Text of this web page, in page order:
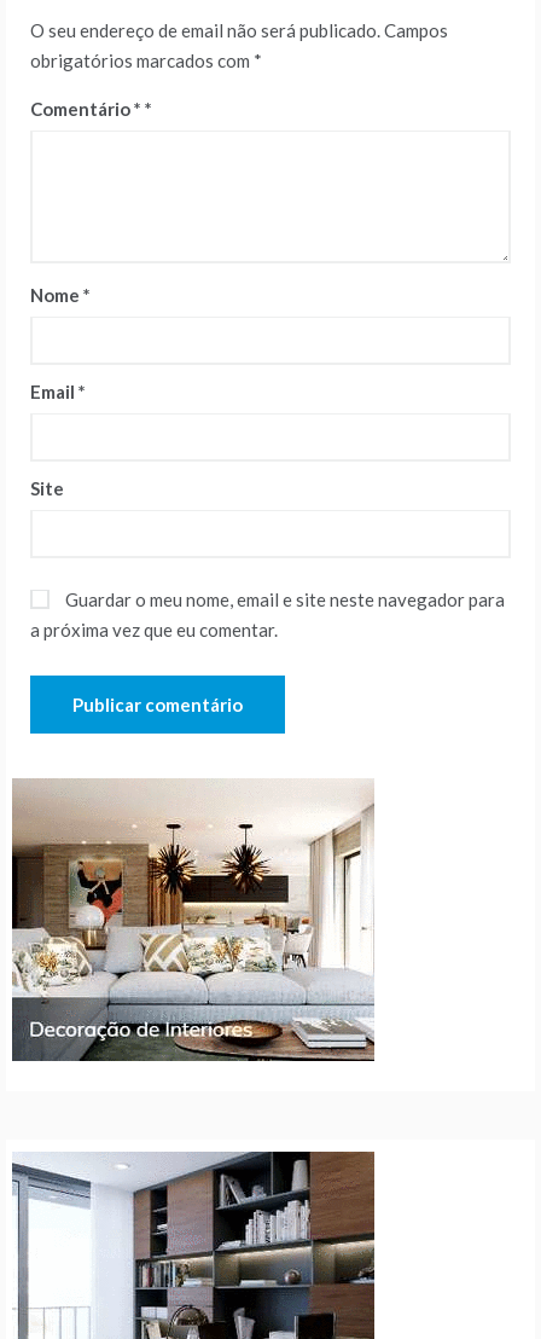
O seu endereço de email não será publicado.Campos
obrigatórios marcados com *
Comentário*
Nome *
Email *
Site
Guardar o meu nome, email e site neste navegador para
a próxima vez que eu comentar.